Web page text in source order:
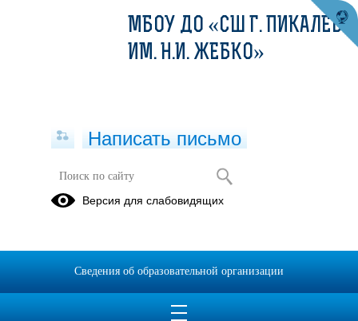
АнтиТабакокурение, АнтиСПИД,
НаркоСТОП
МБОУ ДО «СШ Г. ПИКАЛЕВО
ИМ. Н.И. ЖЕБКО»
Написать письмо
Версия для слабовидящих
Сведения об образовательной организации